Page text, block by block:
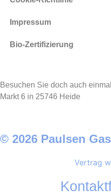
Impressum
Bio-Zertifizierung
Besuchen Sie doch auch
Markt 6 in 25746 Heide
© 2026 Paulsen
Vertrag